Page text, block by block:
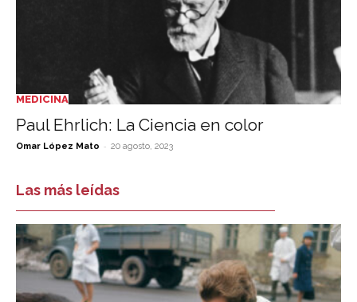
MEDICINA
Paul Ehrlich: La Ciencia en color
Omar López Mato - 20 agosto, 2023
Las más leídas